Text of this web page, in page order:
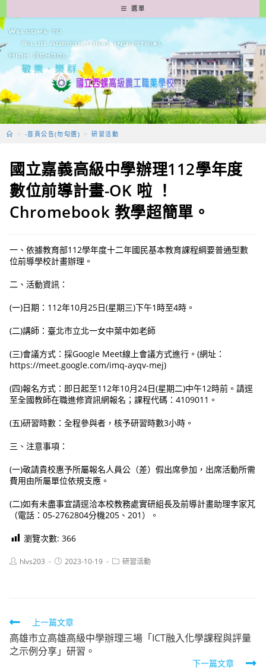
轉
至
要
容
選單
> -首頁公告(勿勾選) > 研習活動
國立嘉義高級中學辦理112學年度
數位前導計畫-OK 啦 ！
Chromebook 教學超簡單。
一、依據教育部112學年度十二年國民基本教育課程綱要普通型數
位前導學校計畫辦理。
二、活動資訊：
(一)日期：112年10月25日(星期三)下午1時至4時。
(二)講師：臺北市立北一女中葉中如老師
(三)會議方式：採Google Meet線上會議方式進行。(網址：
https://meet.google.com/imq-ayqv-mej)
(四)報名方式：即日起至112年10月24日(星期二)中午12時前。請逕
至全國教師在職進修資訊網報名；課程代碼：4109011。
(五)研習時數：全程參與者，核予研習時數3小時。
三、注意事項：
(一)敬請貴校惠予所屬報名人員公（差）假出席參加，出席活動所需
費用由所屬單位依規支應。
(二)如有未盡事宜請逕洽本校教務處實研組長及前導計畫助理李家芃
（電話：05-2762804分機205、201）。
瀏覽次數: 366
Posthlvs203
Post2023-10-19
Post研習活動
Read
more
articles
上一篇文章
高雄市立高雄高級中學辦理三場「ICT融入化學課程與評量
之示例分享」研習。
下一篇文章